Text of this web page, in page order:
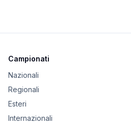
Campionati
Nazionali
Regionali
Esteri
Internazionali